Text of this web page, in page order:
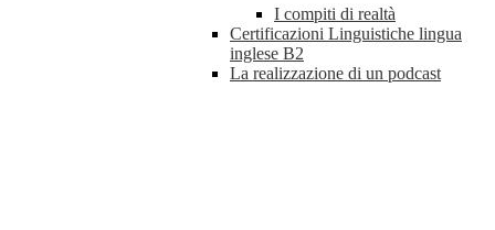
I compiti di realtà
Certificazioni Linguistiche lingua
inglese B2
La realizzazione di un podcast